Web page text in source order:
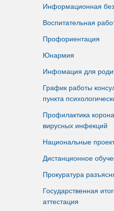
Информационная
Воспитательная
Профориентация
Юнармия
Инфомация для
График работы
пункта
Профилактика
вирусных инфекций
Национальные
Дистанционное
Прокуратура
Государственная
аттестация